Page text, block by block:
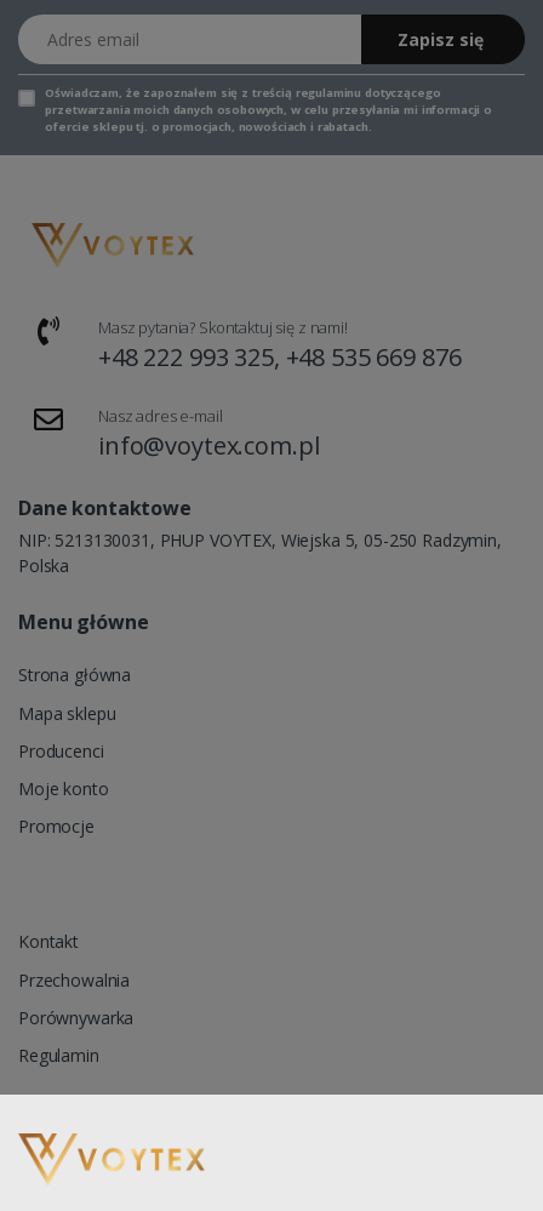
Adres email
Zapisz się
Oświadczam, że zapoznałem się z treścią regulaminu dotyczącego
przetwarzania moich danych osobowych, w celu przesyłania mi informacji o
ofercie sklepu tj. o promocjach, nowościach i rabatach.
Masz pytania? Skontaktuj się z nami!
+48 222 993 325, +48 535 669 876
Nasz adres e-mail
info@voytex.com.pl
Dane kontaktowe
NIP: 5213130031, PHUP VOYTEX, Wiejska 5, 05-250 Radzymin,
Polska
Menu główne
Strona główna
Mapa sklepu
Producenci
Moje konto
Promocje
Kontakt
Przechowalnia
Porównywarka
Regulamin
Reklamacja